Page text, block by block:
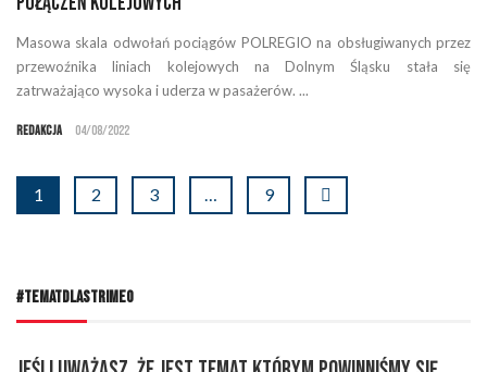
Masowa skala odwołań pociągów POLREGIO na obsługiwanych przez
przewoźnika liniach kolejowych na Dolnym Śląsku stała się
zatrważająco wysoka i uderza w pasażerów. ...
Redakcja 04/08/2022
1 2 3 … 9
#TEMATDLASTRIMEO